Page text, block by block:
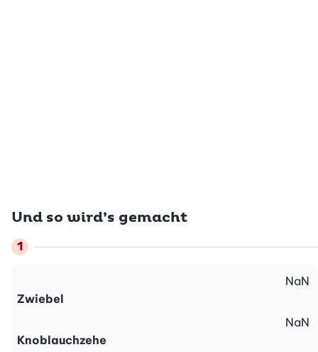
Und so wird’s gemacht
Zwiebel
NaN
Knoblauchzehe
NaN